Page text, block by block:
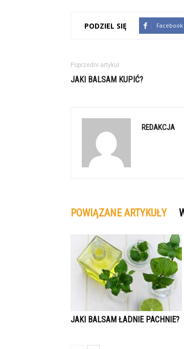
PODZIEL SIĘ Facebook
Poprzedni artykuł
JAKI BALSAM KUPIĆ?
REDAKCJA
POWIĄZANE ARTYKUŁY
JAKI BALSAM ŁADNIE PACHNIE?